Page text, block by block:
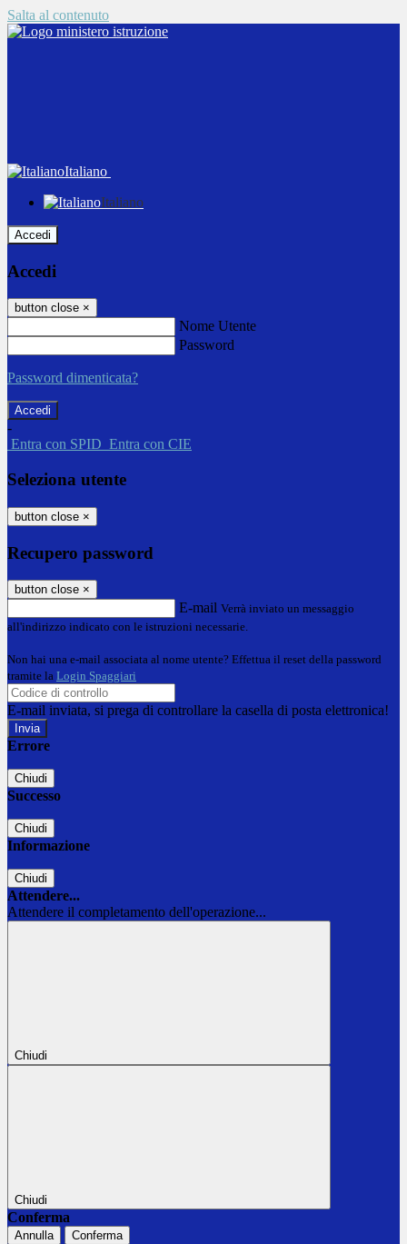
Salta al contenuto
Italiano
Italiano
Accedi
Accedi
button close ×
Nome Utente
Password
Password dimenticata?
-
Entra con SPID Entra con CIE
Seleziona utente
button close ×
Recupero password
button close ×
E-mail Verrà inviato un messaggio
all'indirizzo indicato con le istruzioni necessarie.
Non hai una e-mail associata al nome utente? Effettua il reset della password
tramite la Login Spaggiari
E-mail inviata, si prega di controllare la casella di posta elettronica!
Errore
Chiudi
Successo
Chiudi
Informazione
Chiudi
Attendere...
Attendere il completamento dell'operazione...
Chiudi
Chiudi
Conferma
Annulla Conferma